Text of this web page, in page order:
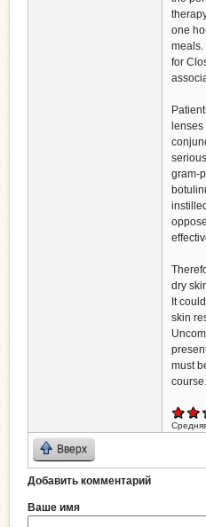
one
meals.
for
gram-
dry
It
skin
must
course.
Вверх
Добавить комментарий
Ваше имя